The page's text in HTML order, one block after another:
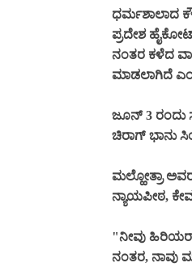
ಧರ್ಮಶಾಲಾದ
ಪ್ರದೇಶ
ನಂತರ ಕಳೆದ
ಮಾಡಲಾಗಿದೆ
ಜೂನ್ 3 ರಂದು
ಚಿರಾಗ್ ಭಾನು
ಮಲ್ಹೋತ್ರಾ
ನ್ಯಾಯಪೀಠ,
"ನೀವು
ನಂತರ, ನಾವು